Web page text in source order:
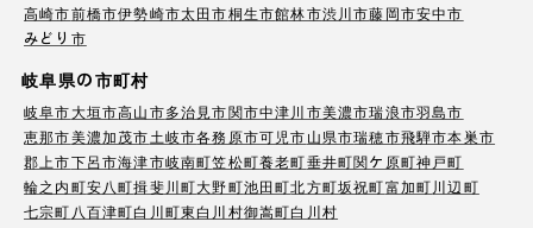
高崎市前橋市伊勢崎市太田市桐生市館林市渋川市藤岡市安中市
みどり市
岐阜県の市町村
岐阜市大垣市高山市多治見市関市中津川市美濃市瑞浪市羽島市
恵那市美濃加茂市土岐市各務原市可児市山県市瑞穂市飛騨市本巣市
郡上市下呂市海津市岐南町笠松町養老町垂井町関ケ原町神戸町
輪之内町安八町揖斐川町大野町池田町北方町坂祝町富加町川辺町
七宗町 八百津町白川町東白川村御嵩町白川村